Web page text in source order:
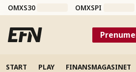
OMXS30 OMXSPI
START PLAY FINANSMAGASINET